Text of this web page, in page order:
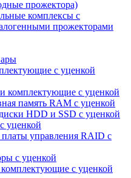
прожектора)
комплексы с
прожекторами
с уценкой
комплектующие с уценкой
память RAM с уценкой
HDD и SSD с уценкой
уценкой
управления RAID с
с уценкой
с уценкой